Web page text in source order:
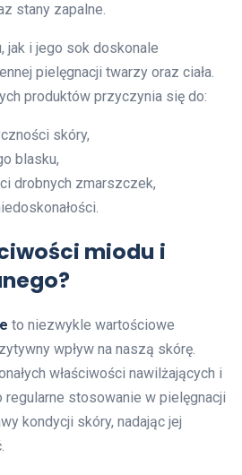
stany zapalne.
jak i jego sok doskonale
pielęgnacji twarzy oraz ciała.
produktów przyczynia się do:
skóry,
blasku,
drobnych zmarszczek,
miodu i
to niezwykle wartościowe
wpływ na naszą skórę.
właściwości nawilżających i
stosowanie w pielęgnacji
kondycji skóry, nadając jej